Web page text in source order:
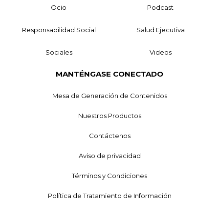
Ocio Podcast
Responsabilidad Social Salud Ejecutiva
Sociales Videos
MANTÉNGASE CONECTADO
Mesa de Generación de Contenidos
Nuestros Productos
Contáctenos
Aviso de privacidad
Términos y Condiciones
Política de Tratamiento de Información